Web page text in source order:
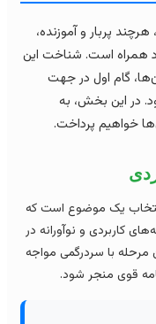
پربار و آموزنده،
است. شناخت این
اول در جهت
بخش، به
پرداخت.
یک موضوع است که
و نوآورانه در
با سردرگمی مواجه
منجر شود.